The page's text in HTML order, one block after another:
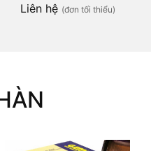
Liên hệ (đơn tối thiểu)